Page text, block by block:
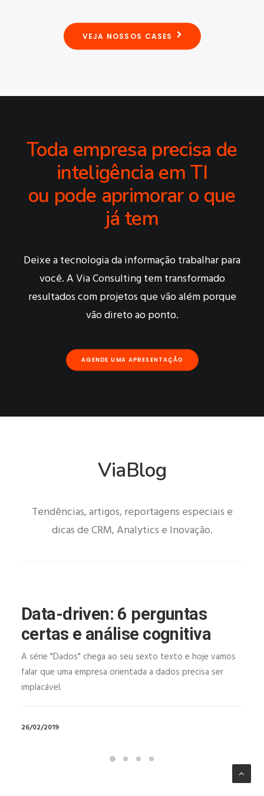
VEJA NOSSOS CASES
Toda empresa precisa de
inteligência em TI
ou pode aprimorar o que
já tem
Deixe a tecnologia da informação trabalhar para
você. A Via Consulting tem transformado
resultados com projetos que vão além porque
vão direto ao ponto.
AGENDE UMA APRESENTAÇÃO
ViaBlog
Tendências, artigos, reportagens especiais e
dicas de CRM, Analytics e Inovação.
Data-driven: 6 perguntas
certas e análise cognitiva
A série "Dados" chega ao seu sexto texto e hoje vamos
falar que uma empresa orientada a dados precisa ser
implacável.
26/02/2019